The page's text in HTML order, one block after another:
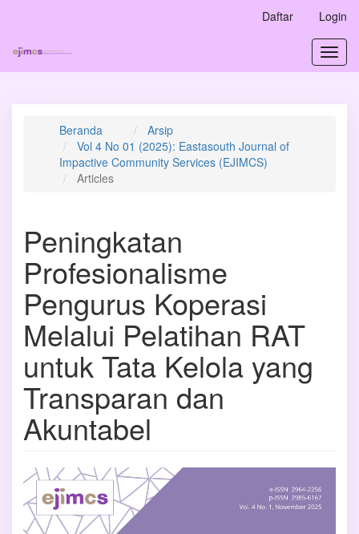
Utama
Bilah
Daftar Login
Beranda
Arsip
Vol 4 No 01 (2025): Eastasouth Journal of
Impactive Community Services (EJIMCS)
Articles
Peningkatan
Profesionalisme
Pengurus Koperasi
Melalui Pelatihan RAT
untuk Tata Kelola yang
Transparan dan
Akuntabel
Bilah
Samping